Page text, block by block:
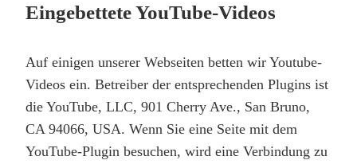
Eingebettete YouTube-Videos
Auf einigen unserer Webseiten betten wir Youtube-
Videos ein. Betreiber der entsprechenden Plugins ist
die YouTube, LLC, 901 Cherry Ave., San Bruno,
CA 94066, USA. Wenn Sie eine Seite mit dem
YouTube-Plugin besuchen, wird eine Verbindung zu